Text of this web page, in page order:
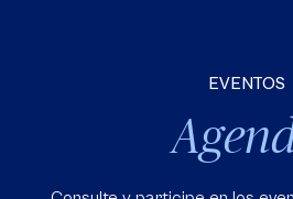
EVENTOS